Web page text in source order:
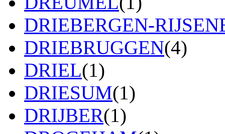
DRIEBERGEN-
DRIEBRUGGEN(4)
DRIEL(1)
DRIESUM(1)
DRIJBER(1)